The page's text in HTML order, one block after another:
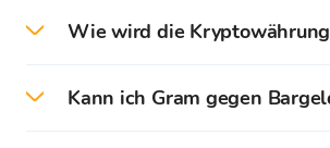
für den Handel mit
Wie wird die
Kann ich Gram gegen